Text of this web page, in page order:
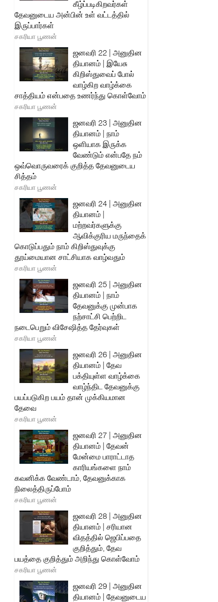
கீழ்ப்படிகிறவர்கள்
தேவனுடைய அன்பின் உள் வட்டத்தில்
இருப்பார்கள்
சகரியா பூணன்
ஜனவரி 22 | அனுதின
தியானம் | இயேசு
கிறிஸ்துவைப் போல்
வாழ்கிற வாழ்க்கை
சாத்தியம் என்பதை உணர்ந்து கொள்வோம்
சகரியா பூணன்
ஜனவரி 23 | அனுதின
தியானம் | நாம்
ஒளியாக இருக்க
வேண்டும் என்பதே நம்
ஒவ்வொருவரைக் குறித்த தேவனுடைய
சித்தம்
சகரியா பூணன்
ஜனவரி 24 | அனுதின
தியானம் |
மற்றவர்களுக்கு
ஆவிக்குரிய மருந்தைக்
கொடுப்பதும் நாம் கிறிஸ்துவுக்கு
தூய்மையான சாட்சியாக வாழ்வதும்
சகரியா பூணன்
ஜனவரி 25 | அனுதின
தியானம் | நாம்
தேவனுக்கு முன்பாக
நற்சாட்சி பெற்றிட
நடைபெறும் விசேஷித்த தேர்வுகள்
சகரியா பூணன்
ஜனவரி 26 | அனுதின
தியானம் | தேவ
பக்தியுள்ள வாழ்க்கை
வாழ்ந்திட தேவனுக்கு
பயப்படுகிற பயம் தான் முக்கியமான
தேவை
சகரியா பூணன்
ஜனவரி 27 | அனுதின
தியானம் | தேவன்
மேன்மை பாராட்டாத
காரியங்களை நாம்
கவனிக்க வேண்டாம், தேவனுக்காக
நிலைத்திருப்போம்
சகரியா பூணன்
ஜனவரி 28 | அனுதின
தியானம் | சரியான
விதத்தில் ஜெபிப்பதை
குறித்தும், தேவ
பயத்தை குறித்தும் அறிந்து கொள்வோம்
சகரியா பூணன்
ஜனவரி 29 | அனுதின
தியானம் | தேவனுடைய